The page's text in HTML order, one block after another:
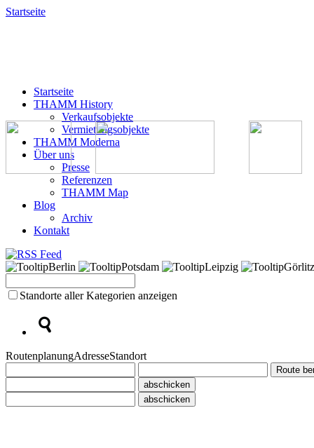
Startseite
Startseite
THAMM History
Verkaufsobjekte
Vermietungsobjekte
THAMM Moderna
Über uns
Presse
Referenzen
THAMM Map
Blog
Archiv
Kontakt
Berlin Potsdam Leipzig Görlitz
Standorte aller Kategorien anzeigen
RoutenplanungAdresseStandort
Route
abschicken
abschicken